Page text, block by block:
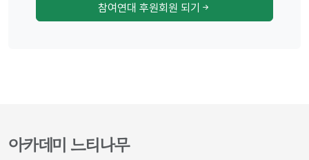
참여연대 후원회원 되기
아카데미 느티나무